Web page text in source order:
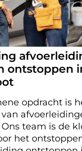
ontstoppen
opdracht is
team is de
het